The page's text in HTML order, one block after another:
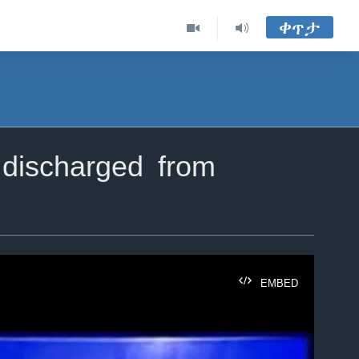
ቀጥታ
from
EMBED